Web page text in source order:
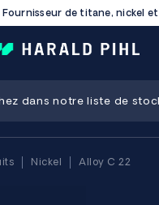
Fournisseur de titane, nickel
Nickel Alloy C 22